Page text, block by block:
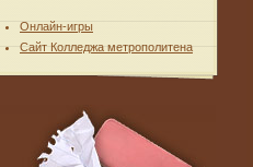
Онлайн-игры
Сайт Колледжа метрополитена